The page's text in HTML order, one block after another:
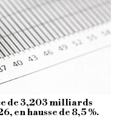
de 3,203 milliards
en hausse de 8,5 %.